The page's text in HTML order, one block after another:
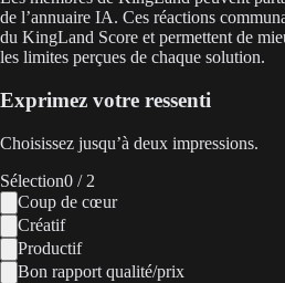
de l’annuaire IA. Ces réactions
du KingLand Score et permettent de
les limites perçues de chaque solution.
Exprimez votre ressenti
Choisissez jusqu’à deux impressions.
Sélection0 / 2
Coup de cœur
Créatif
Productif
Bon rapport qualité/prix